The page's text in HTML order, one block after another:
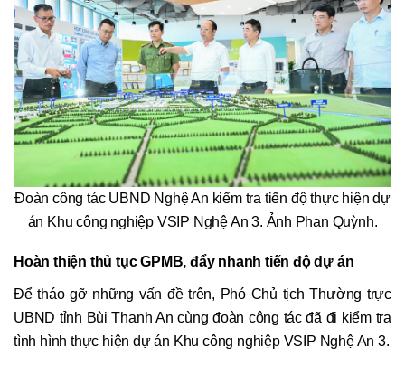
Đoàn công tác UBND Nghệ An kiểm tra tiến độ thực hiện dự
án Khu công nghiệp VSIP Nghệ An 3. Ảnh Phan Quỳnh.
Hoàn thiện thủ tục GPMB, đẩy nhanh tiến độ dự án
Để tháo gỡ những vấn đề trên, Phó Chủ tịch Thường trực
UBND tỉnh Bùi Thanh An cùng đoàn công tác đã đi kiểm tra
tình hình thực hiện dự án Khu công nghiệp VSIP Nghệ An 3.